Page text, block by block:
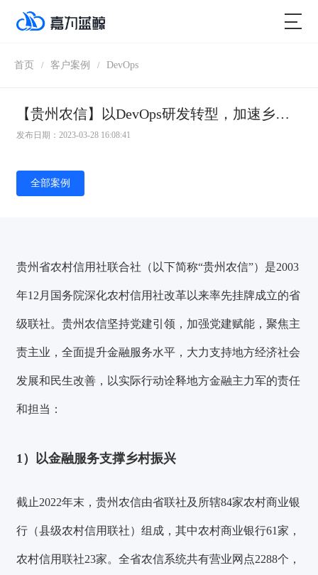
首页 / 客户案例 / DevOps
【贵州农信】以DevOps研发转型，加速乡村振兴最后一公里
发布日期：2023-03-28 16:08:41
全部案例
贵州省农村信用社联合社（以下简称“贵州农信”）是2003
年12月国务院深化农村信用社改革以来率先挂牌成立的省
级联社。贵州农信坚持党建引领，加强党建赋能，聚焦主
责主业，全面提升金融服务水平，大力支持地方经济社会
发展和民生改善，以实际行动诠释地方金融主力军的责任
和担当：
1）以金融服务支撑乡村振兴
截止2022年末，贵州农信由省联社及所辖84家农村商业银
行（县级农村信用联社）组成，其中农村商业银行61家，
农村信用联社23家。全省农信系统共有营业网点2288个，